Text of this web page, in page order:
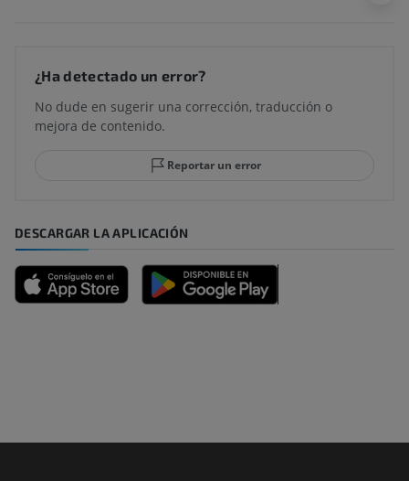
¿Ha detectado un error?
No dude en sugerir una corrección, traducción o
mejora de contenido.
Reportar un error
DESCARGAR LA APLICACIÓN